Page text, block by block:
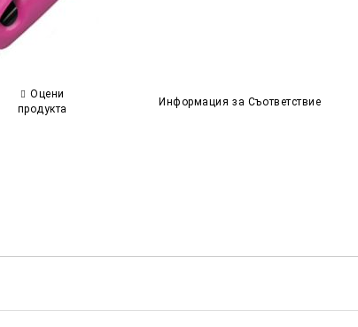
Оцени
продукта
Информация за Съответствие